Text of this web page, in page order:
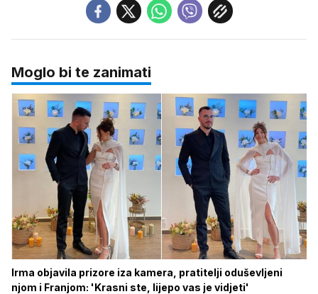
Moglo bi te zanimati
Irma objavila prizore iza kamera, pratitelji oduševljeni
njom i Franjom: 'Krasni ste, lijepo vas je vidjeti'